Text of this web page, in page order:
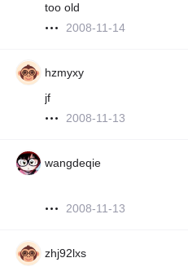
too old
2008-11-14
hzmyxy
jf
2008-11-13
wangdeqie
2008-11-13
zhj92lxs